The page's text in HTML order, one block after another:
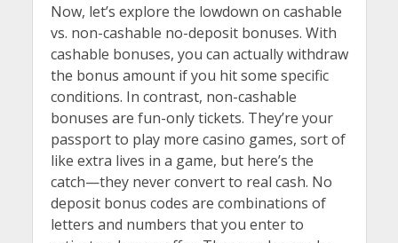
Now, let’s explore the lowdown on cashable
vs. non-cashable no-deposit bonuses. With
cashable bonuses, you can actually withdraw
the bonus amount if you hit some specific
conditions. In contrast, non-cashable
bonuses are fun-only tickets. They’re your
passport to play more casino games, sort of
like extra lives in a game, but here’s the
catch—they never convert to real cash. No
deposit bonus codes are combinations of
letters and numbers that you enter to